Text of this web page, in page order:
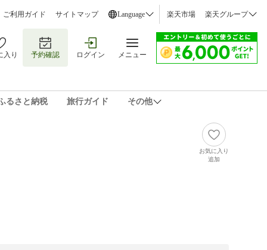
ご利用ガイド サイトマップ Language 楽天市場 楽天グループ
入り 予約確認 ログイン メニュー
るさと納税 旅行ガイド その他
お気に入り
追加